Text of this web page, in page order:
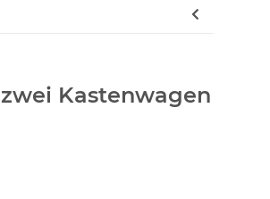
Kastenwagen